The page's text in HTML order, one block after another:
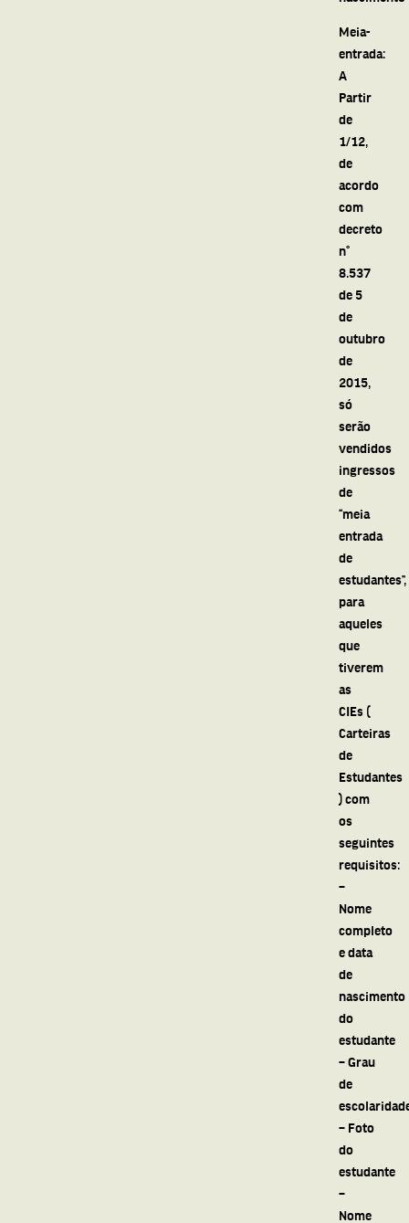
Meia-
entrada:
A
Partir
de
1/12,
de
acordo
com
decreto
n°
8.537
de 5
de
outubro
de
2015,
só
serão
vendidos
ingressos
de
“meia
entrada
de
estudantes”,
para
aqueles
que
tiverem
as
CIEs (
Carteiras
de
Estudantes
) com
os
seguintes
requisitos:
–
Nome
completo
e data
de
nascimento
do
estudante
– Grau
de
– Foto
do
estudante
–
Nome